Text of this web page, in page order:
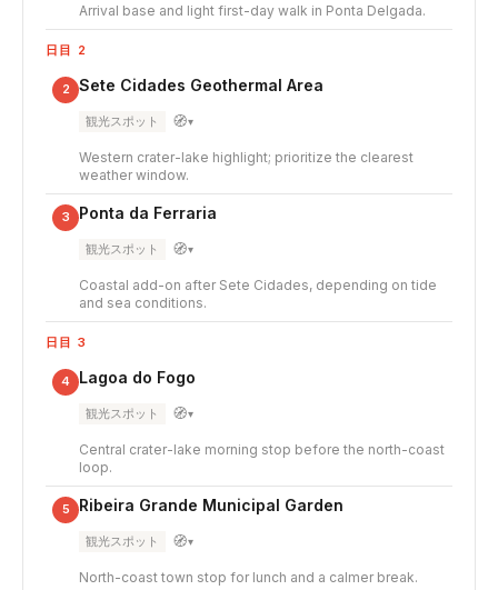
Arrival base and light first-day walk in Ponta Delgada.
日目 2
2 Sete Cidades Geothermal Area
観光スポット 🧭▾
Western crater-lake highlight; prioritize the clearest
weather window.
3 Ponta da Ferraria
観光スポット 🧭▾
Coastal add-on after Sete Cidades, depending on tide
and sea conditions.
日目 3
4 Lagoa do Fogo
観光スポット 🧭▾
Central crater-lake morning stop before the north-coast
loop.
5 Ribeira Grande Municipal Garden
観光スポット 🧭▾
North-coast town stop for lunch and a calmer break.